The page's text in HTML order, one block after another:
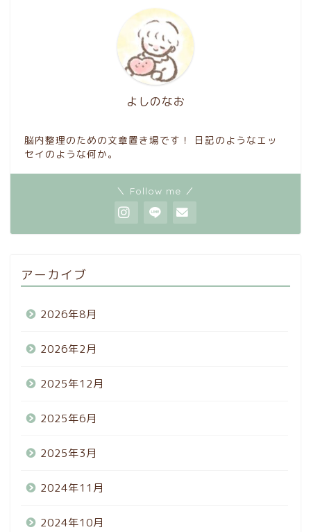
よしのなお
脳内整理のための文章置き場です！ 日記のようなエッ
セイのような何か。
＼ Follow me ／
アーカイブ
2026年8月
2026年2月
2025年12月
2025年6月
2025年3月
2024年11月
2024年10月